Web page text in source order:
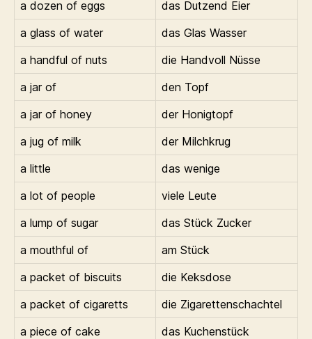
a dozen of eggs
das Dutzend Eier
a glass of water
das Glas Wasser
a handful of nuts
die Handvoll Nüsse
a jar of
den Topf
a jar of honey
der Honigtopf
a jug of milk
der Milchkrug
a little
das wenige
a lot of people
viele Leute
a lump of sugar
das Stück Zucker
a mouthful of
am Stück
a packet of biscuits
die Keksdose
a packet of cigaretts
die Zigarettenschachtel
a piece of cake
das Kuchenstück